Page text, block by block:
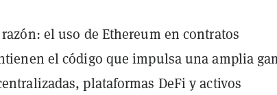
el uso de Ethereum en contratos
el código que impulsa una amplia
plataformas DeFi y activos